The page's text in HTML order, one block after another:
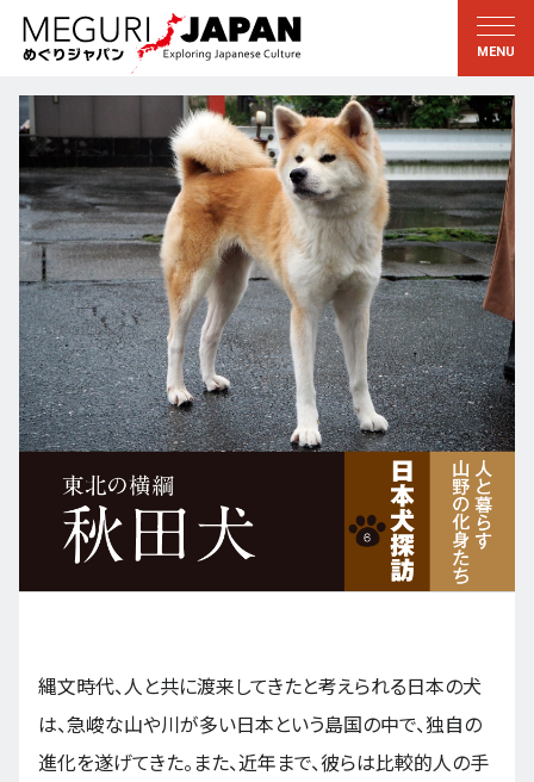
地域をめぐる
北海道・東北
関東
江戸・東京
甲信越
北陸
東海
近畿
京都・奈良
中国・四国
九州・沖縄
文化をめぐる
知る・学ぶ
習う
伝承
芸術・芸能
もの作り
自然
暦と暮らし
小野里茶の湯クラブ
EN ZH KO ES
縄文時代、人と共に渡来してきたと考えられる日本の犬
は、急峻な山や川が多い日本という島国の中で、独自の
進化を遂げてきた。また、近年まで、彼らは比較的人の手